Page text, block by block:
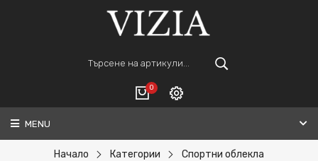
0
ВАШАТА КОЛИЧКА Е ПРАЗНА.
Регистрация
MENU
Начало Категории
Спортни облекла